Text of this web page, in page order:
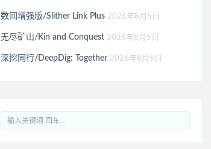
数回增强版/Slither Link Plus 2026年8月5日
无尽矿山/Kin and Conquest 2026年8月5日
深挖同行/DeepDig: Together 2026年8月5日